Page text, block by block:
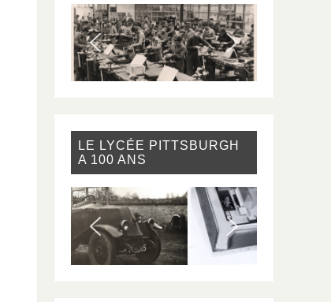
LE LYCÉE PITTSBURGH
A 100 ANS